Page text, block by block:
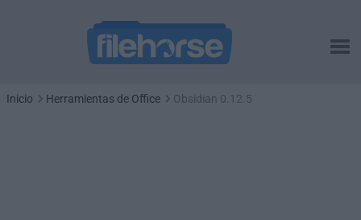
Inicio Herramientas de Office Obsidian 0.12.5